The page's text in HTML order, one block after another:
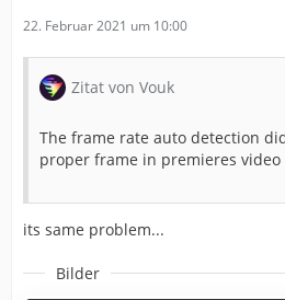
22. Februar 2021 um 10:00
Zitat von Vouk
The frame rate auto detection
proper frame in premieres video
its same problem...
Bilder